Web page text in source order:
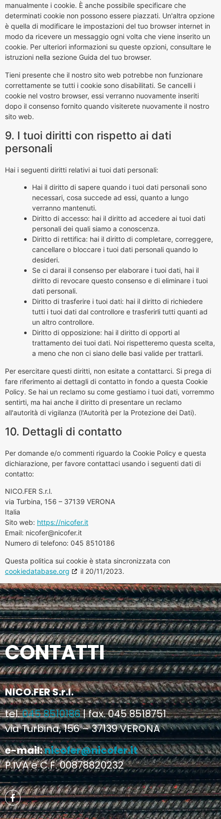
manualmente i cookie. È anche possibile specificare che
determinati cookie non possono essere piazzati. Un'altra opzione
è quella di modificare le impostazioni del tuo browser internet in
modo da ricevere un messaggio ogni volta che viene inserito un
cookie. Per ulteriori informazioni su queste opzioni, consultare le
istruzioni nella sezione Guida del tuo browser.
Tieni presente che il nostro sito web potrebbe non funzionare
correttamente se tutti i cookie sono disabilitati. Se cancelli i
cookie nel vostro browser, essi verranno nuovamente inseriti
dopo il consenso fornito quando visiterete nuovamente il nostro
sito web.
9. I tuoi diritti con rispetto ai dati
personali
Hai i seguenti diritti relativi ai tuoi dati personali:
Hai il diritto di sapere quando i tuoi dati personali sono
necessari, cosa succede ad essi, quanto a lungo
verranno mantenuti.
Diritto di accesso: hai il diritto ad accedere ai tuoi dati
personali dei quali siamo a conoscenza.
Diritto di rettifica: hai il diritto di completare, correggere,
cancellare o bloccare i tuoi dati personali quando lo
desideri.
Se ci darai il consenso per elaborare i tuoi dati, hai il
diritto di revocare questo consenso e di eliminare i tuoi
dati personali.
Diritto di trasferire i tuoi dati: hai il diritto di richiedere
tutti i tuoi dati dal controllore e trasferirli tutti quanti ad
un altro controllore.
Diritto di opposizione: hai il diritto di opporti al
trattamento dei tuoi dati. Noi rispetteremo questa scelta,
a meno che non ci siano delle basi valide per trattarli.
Per esercitare questi diritti, non esitate a contattarci. Si prega di
fare riferimento ai dettagli di contatto in fondo a questa Cookie
Policy. Se hai un reclamo su come gestiamo i tuoi dati, vorremmo
sentirti, ma hai anche il diritto di presentare un reclamo
all'autorità di vigilanza (l'Autorità per la Protezione dei Dati).
10. Dettagli di contatto
Per domande e/o commenti riguardo la Cookie Policy e questa
dichiarazione, per favore contattaci usando i seguenti dati di
contatto:
NICO.FER S.r.l.
via Turbina, 156 – 37139 VERONA
Italia
Sito web: https://nicofer.it
Email: ti.refocin@refocin
Numero di telefono: 045 8510186
Questa politica sui cookie è stata sincronizzata con
cookiedatabase.org
il 20/11/2023.
CONTATTI
NICO.FER S.r.l.
tel.045 8510186| fax. 045 8518751
via Turbina, 156 – 37139 VERONA
e-mail:nicofer@nicofer.it
P.IVA e C.F. 00878820232